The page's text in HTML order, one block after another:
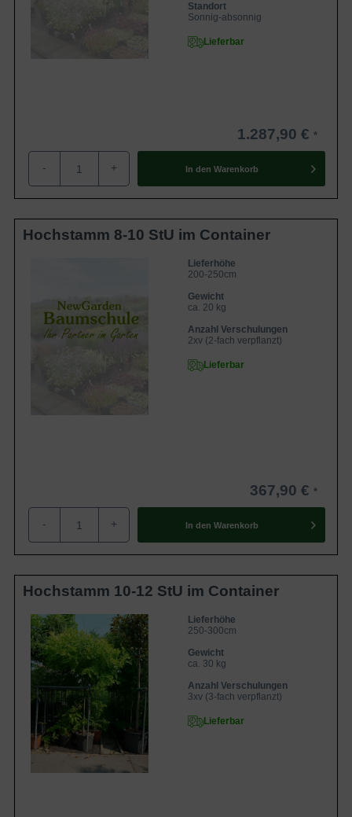
Standort
Sonnig-absonnig
Lieferbar
1.287,90 €
- + In den Warenkorb
Hochstamm 8-10 StU im Container
Lieferhöhe
200-250cm
Gewicht
ca. 20 kg
Anzahl Verschulungen
2xv (2-fach verpflanzt)
Lieferbar
367,90 €
- + In den Warenkorb
Hochstamm 10-12 StU im Container
Lieferhöhe
250-300cm
Gewicht
ca. 30 kg
Anzahl Verschulungen
3xv (3-fach verpflanzt)
Lieferbar